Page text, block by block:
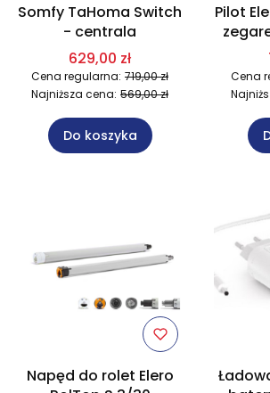
Somfy TaHoma Switch
- centrala
629,00 zł
Cena regularna: 719,00 zł
Najniższa cena: 569,00 zł
Do koszyka
Pilot
Cena
Napęd do rolet Elero